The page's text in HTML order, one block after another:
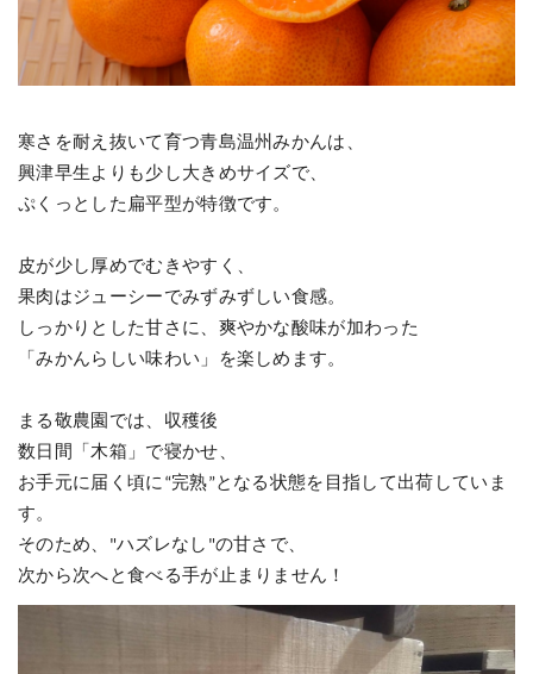
寒さを耐え抜いて育つ青島温州みかんは、
興津早生よりも少し大きめサイズで、
ぷくっとした扁平型が特徴です。
皮が少し厚めでむきやすく、
果肉はジューシーでみずみずしい食感。
しっかりとした甘さに、爽やかな酸味が加わった
「みかんらしい味わい」を楽しめます。
まる敬農園では、収穫後
数日間「木箱」で寝かせ、
お手元に届く頃に“完熟”となる状態を目指して出荷していま
す。
そのため、"ハズレなし"の甘さで、
次から次へと食べる手が止まりません！